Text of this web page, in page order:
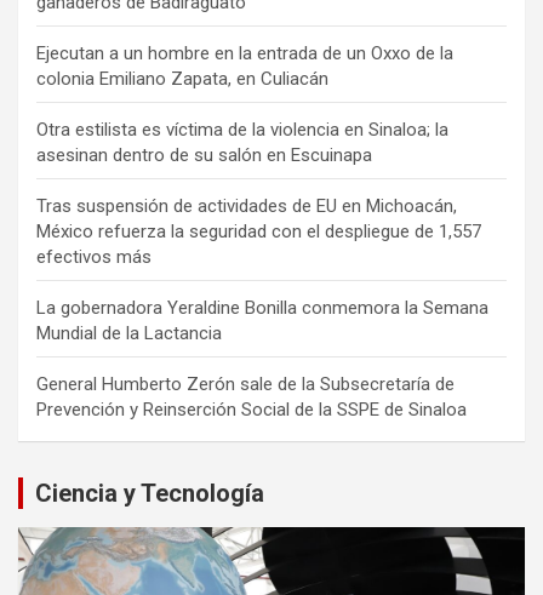
Ejecutan a un hombre en la entrada de un Oxxo de la
colonia Emiliano Zapata, en Culiacán
Otra estilista es víctima de la violencia en Sinaloa; la
asesinan dentro de su salón en Escuinapa
Tras suspensión de actividades de EU en Michoacán,
México refuerza la seguridad con el despliegue de 1,557
efectivos más
La gobernadora Yeraldine Bonilla conmemora la Semana
Mundial de la Lactancia
General Humberto Zerón sale de la Subsecretaría de
Prevención y Reinserción Social de la SSPE de Sinaloa
Ciencia y Tecnología